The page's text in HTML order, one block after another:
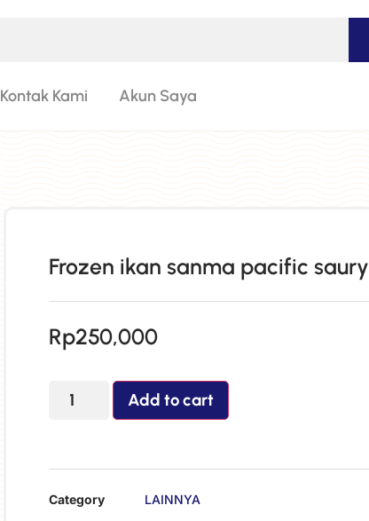
Kontak Kami Akun Saya
Frozen ikan sanma pacific saury
Rp250,000
Add to cart
Category LAINNYA